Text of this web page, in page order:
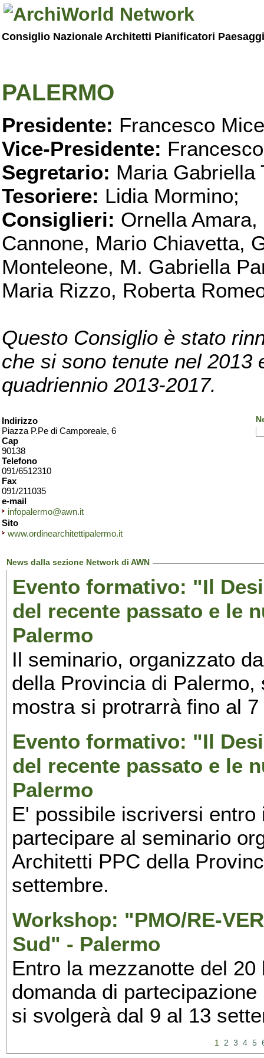
Consiglio Nazionale Architetti Pianificatori
PALERMO
Presidente: Francesco
Vice-Presidente:
Segretario: Maria Gabriella
Tesoriere: Lidia Mormino;
Consiglieri: Ornella
Cannone, Mario Chiavetta,
Monteleone, M. Gabriella
Maria Rizzo, Roberta
Questo Consiglio è stato
che si sono tenute nel 2013
quadriennio 2013-2017.
Indirizzo
Piazza P.Pe di Camporeale, 6
Cap
90138
Telefono
091/6512310
Fax
091/211035
e-mail
infopalermo@awn.it
Sito
www.ordinearchitettipalermo.it
News dalla sezione Network di AWN
Evento formativo: "Il
del recente passato e le
Palermo
Il seminario, organizzato
della Provincia di
mostra si protrarrà fino al
Evento formativo: "Il
del recente passato e le
Palermo
E' possibile iscriversi
partecipare al seminario
Architetti PPC della
settembre.
Workshop: "PMO/RE-
Sud" - Palermo
Entro la mezzanotte del
domanda di
si svolgerà dal 9 al 13
1 2 3 4 5